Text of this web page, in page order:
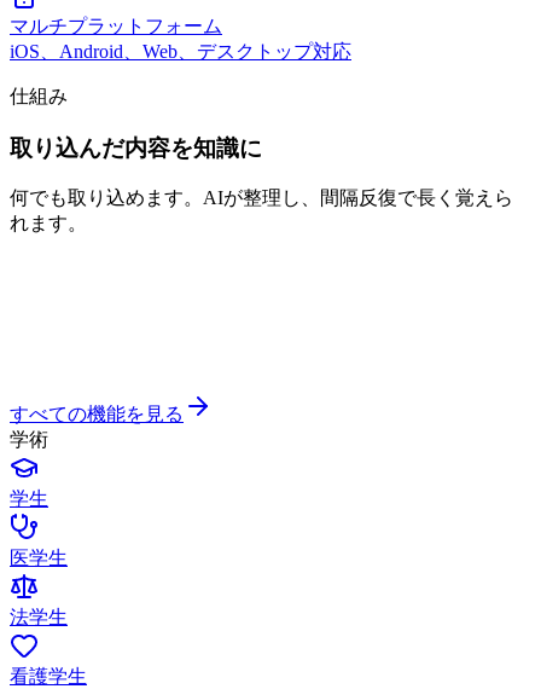
マルチプラットフォーム
iOS、Android、Web、デスクトップ対応
仕組み
取り込んだ内容を知識に
何でも取り込めます。AIが整理し、間隔反復で長く覚えら
れます。
すべての機能を見る
学術
学生
医学生
法学生
看護学生